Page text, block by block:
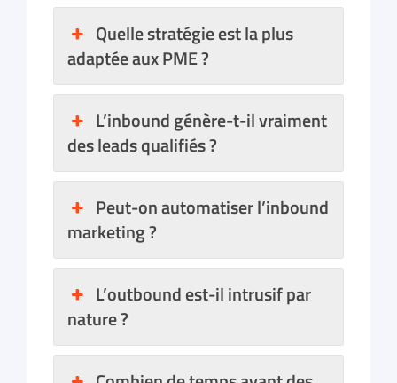
Quelle stratégie est la plus
adaptée aux PME ?
L’inbound génère-t-il vraiment
des leads qualifiés ?
Peut-on automatiser l’inbound
marketing ?
L’outbound est-il intrusif par
nature ?